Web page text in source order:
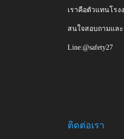
เราคือตัวแทนโร
สนใจสอบถามและ
Line:@safety27
ติดต่อเรา